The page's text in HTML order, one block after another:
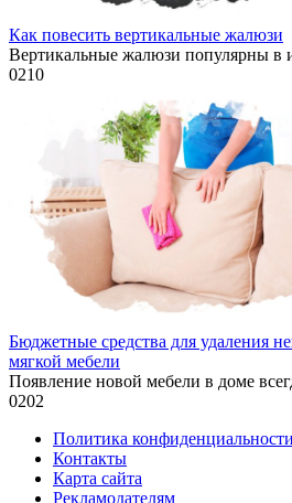
Как повесить вертикальные жалюзи
Вертикальные жалюзи популярны в
0210
Бюджетные средства для удаления
мягкой мебели
Появление новой мебели в доме
0202
Политика конфиденциальности
Контакты
Карта сайта
Рекламодателям